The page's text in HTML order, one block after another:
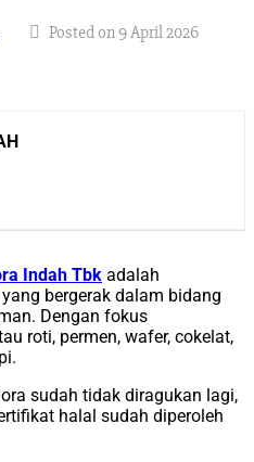
Posted on 9 April 2026
Indah Tbk adalah
bergerak dalam bidang
Dengan fokus
roti, permen, wafer, cokelat,
sudah tidak diragukan lagi,
halal sudah diperoleh